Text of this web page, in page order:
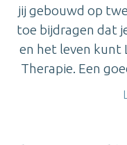
jij gebouwd op
toe bijdragen dat
en het leven kunt
Therapie. Een